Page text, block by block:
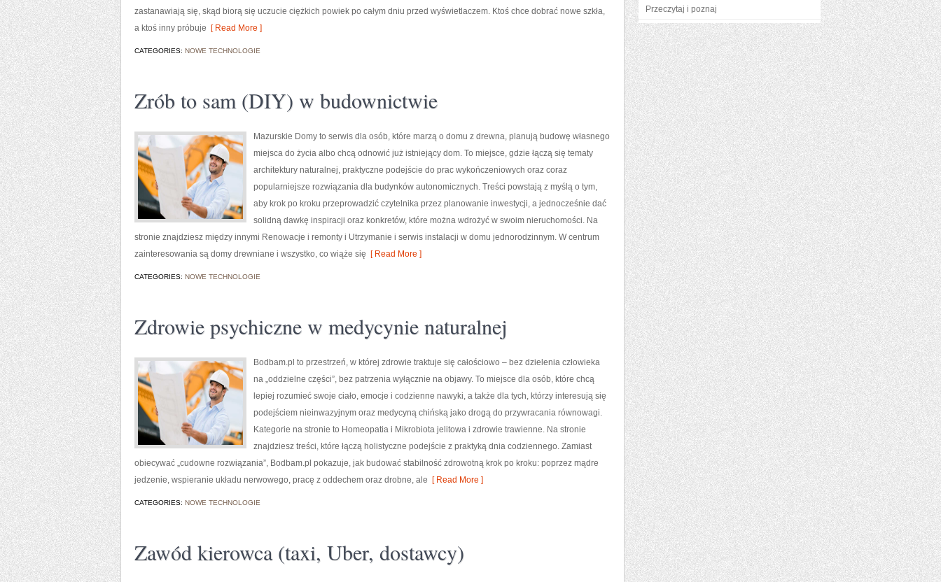
zastanawiają się, skąd biorą się uczucie ciężkich powiek po całym dniu przed wyświetlaczem. Ktoś chce dobrać nowe szkła,
a ktoś inny próbuje [ Read More ]
CATEGORIES: NOWE TECHNOLOGIE
Zrób to sam (DIY) w budownictwie
Mazurskie Domy to serwis dla osób, które marzą o domu z drewna, planują budowę własnego
miejsca do życia albo chcą odnowić już istniejący dom. To miejsce, gdzie łączą się tematy
architektury naturalnej, praktyczne podejście do prac wykończeniowych oraz coraz
popularniejsze rozwiązania dla budynków autonomicznych. Treści powstają z myślą o tym,
aby krok po kroku przeprowadzić czytelnika przez planowanie inwestycji, a jednocześnie dać
solidną dawkę inspiracji oraz konkretów, które można wdrożyć w swoim nieruchomości. Na
stronie znajdziesz między innymi Renowacje i remonty i Utrzymanie i serwis instalacji w domu jednorodzinnym. W centrum
zainteresowania są domy drewniane i wszystko, co wiąże się [ Read More ]
CATEGORIES: NOWE TECHNOLOGIE
Zdrowie psychiczne w medycynie naturalnej
Bodbam.pl to przestrzeń, w której zdrowie traktuje się całościowo – bez dzielenia człowieka
na „oddzielne części”, bez patrzenia wyłącznie na objawy. To miejsce dla osób, które chcą
lepiej rozumieć swoje ciało, emocje i codzienne nawyki, a także dla tych, którzy interesują się
podejściem nieinwazyjnym oraz medycyną chińską jako drogą do przywracania równowagi.
Kategorie na stronie to Homeopatia i Mikrobiota jelitowa i zdrowie trawienne. Na stronie
znajdziesz treści, które łączą holistyczne podejście z praktyką dnia codziennego. Zamiast
obiecywać „cudowne rozwiązania”, Bodbam.pl pokazuje, jak budować stabilność zdrowotną krok po kroku: poprzez mądre
jedzenie, wspieranie układu nerwowego, pracę z oddechem oraz drobne, ale [ Read More ]
CATEGORIES: NOWE TECHNOLOGIE
Zawód kierowca (taxi, Uber, dostawcy)
Przeczytaj i poznaj